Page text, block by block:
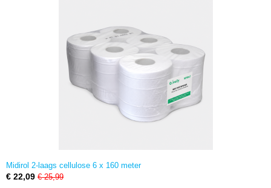
Midirol 2-laags cellulose 6 x 160 meter
€ 22,09 € 25,99